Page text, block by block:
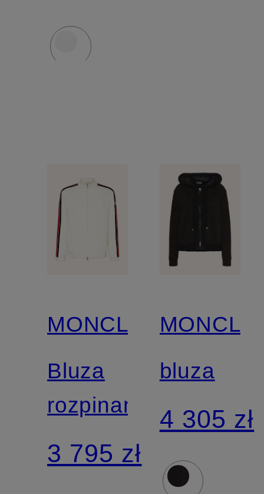
MONCLER
Bluza
rozpinana
3 795 zł
bluza
4 305 zł